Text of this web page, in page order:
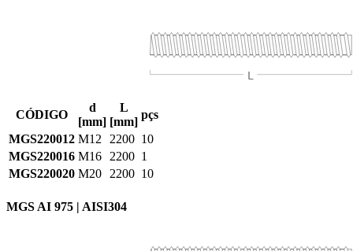
CÓDIGO
d
[mm]
L
[mm]
pçs
MGS220012 M12 2200 10
MGS220016 M16 2200 1
MGS220020 M20 2200 10
MGS AI 975 | AISI304